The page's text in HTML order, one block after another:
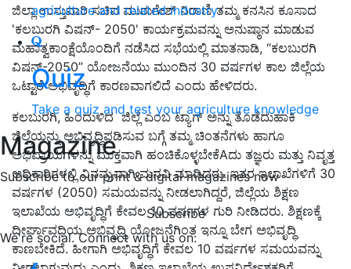
agriculture and related industry
Quiz
Take a quiz and test your agriculture knowledge
Magazine
Subscribe to our print & digital magazines now
Subscribe
We're social. Connect with us on:
ಜಿಲ್ಲಾ ಉಸ್ತುವಾರಿ ಸಚಿವ ಮುರುಗೇಶ್ ನಿರಾಣಿ ತಮ್ಮ ಕನಸಿನ ಕೂಸಾದ
'ಕಲಬುರಗಿ ವಿಷನ್- 2050' ಕಾರ್ಯಕ್ರಮವನ್ನು ಅನುಷ್ಠಾನ ಮಾಡುವ
ಮಹಾತ್ವಕಾಂಕ್ಷೆಯೊಂದಿಗೆ ನಡೆಸಿದ ಸಭೆಯಲ್ಲಿ ಮಾತನಾಡಿ, “ಕಲಬುರಗಿ
ವಿಷನ್-2050” ಯೋಜನೆಯು ಮುಂದಿನ 30 ವರ್ಷಗಳ ಕಾಲ ಜಿಲ್ಲೆಯ
ಒಟ್ಟಾರೆ ಅಭಿವೃದ್ಧಿಗೆ ಕಾರಣವಾಗಲಿದೆ ಎಂದು ಹೇಳಿದರು.
ಕಲಬುರಗಿ, ಹಿಂದುಳಿದ ಜಿಲ್ಲೆ ಎಂಬ ಟ್ಯಾಗ್ ಅನ್ನು ತೊಡೆದುಹಾಕಿ
ಜಿಲ್ಲೆಯನ್ನು ಅಭಿವೃದ್ಧಿಪಡಿಸುವ ಬಗ್ಗೆ ತಮ್ಮ ಚಿಂತನೆಗಳು ಹಾಗೂ
ಅಭಿಪ್ರಾಯಗಳನ್ನು ಮುಕ್ತವಾಗಿ ಹಂಚಿಕೊಳ್ಳಬೇಕೆAದು ತಜ್ಞರು ಮತ್ತು ನಿವೃತ್ತ
ಅಧಿಕಾರಿಗಳಲ್ಲಿ ವಿನಮ್ರವಾಗಿ ಮನವಿ ಮಾಡಿದರು. ಇತರ ಇಲಾಖೆಗಳಿಗೆ 30
ವರ್ಷಗಳ (2050) ಸಮಯವನ್ನು ನೀಡಲಾಗಿದ್ದರೆ, ಜಿಲ್ಲೆಯ ಶಿಕ್ಷಣ
ಇಲಾಖೆಯ ಅಭಿವೃದ್ಧಿಗೆ ಕೇವಲ 10 ವರ್ಷಗಳ ಗುರಿ ನೀಡಿದರು. ಶಿಕ್ಷಣಕ್ಕೆ
ದೀರ್ಘಾವಧಿಯ ಅಭಿವೃದ್ಧಿ ಯೋಜನೆಗಿಂತ ಇನ್ನೂ ಬೇಗ ಅಭಿವೃದ್ಧಿ
ಕಾಣಬೇಕಿದೆ. ಹೀಗಾಗಿ ಅಭಿವೃದ್ಧಿಗೆ ಕೇವಲ 10 ವರ್ಷಗಳ ಸಮಯವನ್ನು